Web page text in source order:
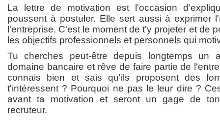
La lettre de motivation est l'occasion
poussent à postuler. Elle sert aussi à exprimer
l'entreprise. C'est le moment de t'y projeter et de
les objectifs professionnels et personnels qui
Tu cherches peut-être depuis longtemps un
domaine bancaire et rêve de faire partie de
connais bien et sais qu'ils proposent des
t'intéressent ? Pourquoi ne pas le leur dire ?
avant ta motivation et seront un gage de
recruteur.